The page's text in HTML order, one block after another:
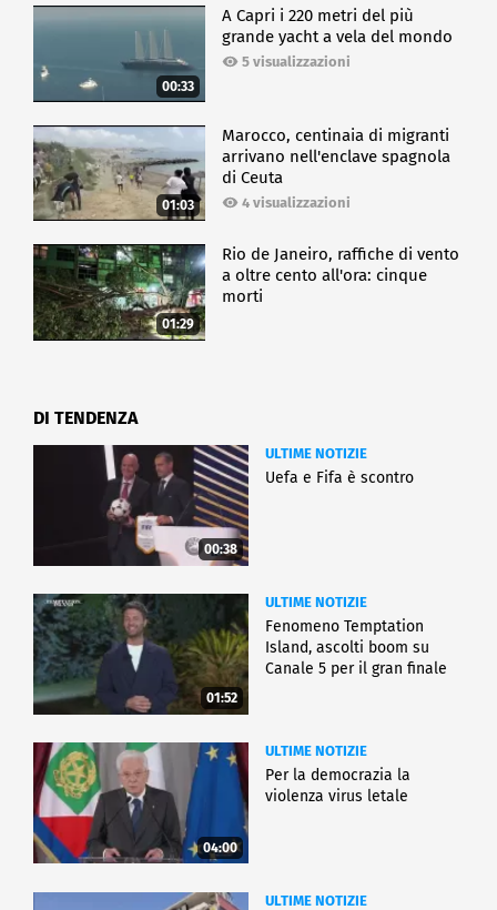
00:33
A Capri i 220 metri del più
grande yacht a vela del mondo
5 visualizzazioni
01:03
Marocco, centinaia di migranti
arrivano nell'enclave spagnola
di Ceuta
4 visualizzazioni
01:29
Rio de Janeiro, raffiche di vento
a oltre cento all'ora: cinque
morti
DI TENDENZA
00:38
ULTIME NOTIZIE
Uefa e Fifa è scontro
01:52
ULTIME NOTIZIE
Fenomeno Temptation
Island, ascolti boom su
Canale 5 per il gran finale
04:00
ULTIME NOTIZIE
Per la democrazia la
violenza virus letale
ULTIME NOTIZIE